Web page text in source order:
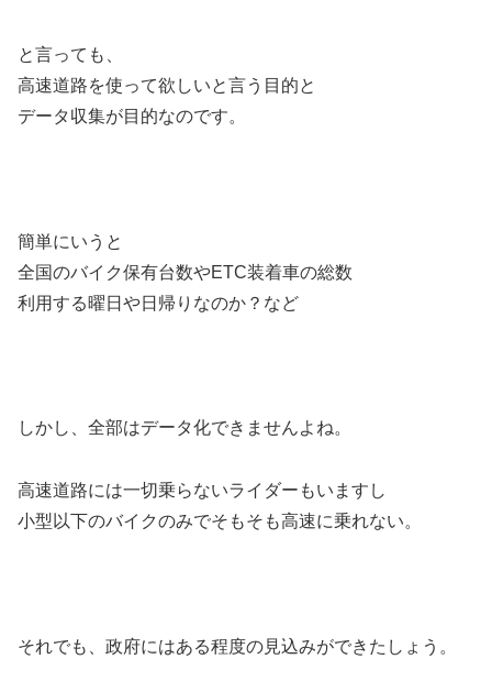
と言っても、
高速道路を使って欲しいと言う目的と
データ収集が目的なのです。
簡単にいうと
全国のバイク保有台数やETC装着車の総数
利用する曜日や日帰りなのか？など
しかし、全部はデータ化できませんよね。
高速道路には一切乗らないライダーもいますし
小型以下のバイクのみでそもそも高速に乗れない。
それでも、政府にはある程度の見込みができたしょう。